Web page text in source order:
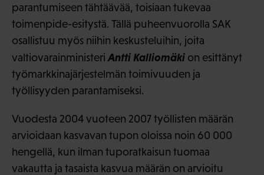
parantumiseen tähtäävää, toisiaan tukevaa
toimenpide-esitystä. Tällä puheenvuorolla SAK
osallistuu myös niihin keskusteluihin, joita
valtiovarainministeri Antti Kalliomäki on esittänyt
työmarkkinajärjestelmän toimivuuden ja
työllisyyden parantamiseksi.
Vuodesta 2004 vuoteen 2007 työllisten määrän
arvioidaan kasvavan tupon oloissa noin 60 000
hengellä, kun ilman tuporatkaisun tuomaa
vakautta ja tasaista kasvua määrän on arvioitu